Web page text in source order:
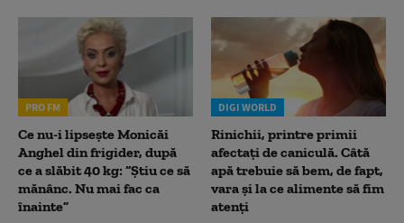
PRO FM
Ce nu-i lipsește Monicăi
Anghel din frigider, după
ce a slăbit 40 kg: “Știu ce să
mănânc. Nu mai fac ca
înainte”
DIGI WORLD
Rinichii, printre primii
afectați de caniculă. Câtă
apă trebuie să bem, de fapt,
vara și la ce alimente să fim
atenți